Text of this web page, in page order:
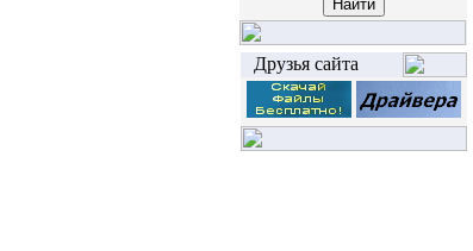
Друзья сайта